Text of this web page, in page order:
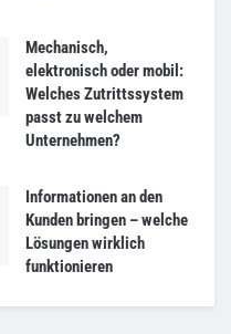
Mechanisch,
elektronisch oder mobil:
Welches Zutrittssystem
passt zu welchem
Unternehmen?
Informationen an den
Kunden bringen – welche
Lösungen wirklich
funktionieren